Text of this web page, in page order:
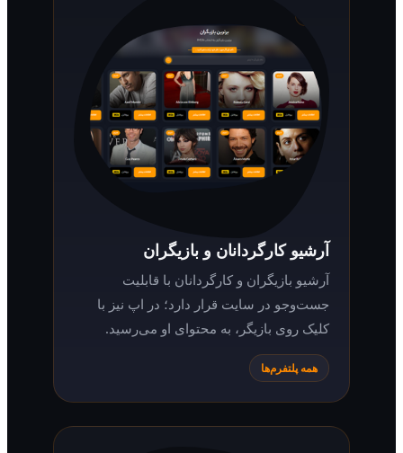
آرشیو کارگردانان و بازیگران
آرشیو بازیگران و کارگردانان با قابلیت
جست‌وجو در سایت قرار دارد؛ در اپ نیز با
کلیک روی بازیگر، به محتوای او می‌رسید.
همه پلتفرم‌ها